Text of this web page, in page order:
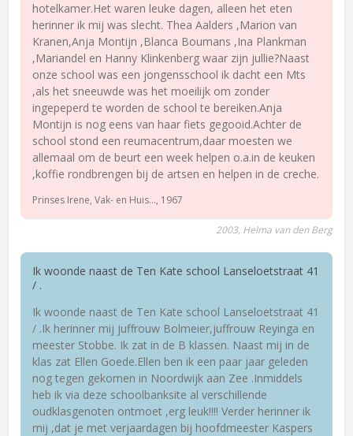
hotelkamer.Het waren leuke dagen, alleen het eten
herinner ik mij was slecht. Thea Aalders ,Marion van
Kranen,Anja Montijn ,Blanca Boumans ,Ina Plankman
,Mariandel en Hanny Klinkenberg waar zijn jullie?Naast
onze school was een jongensschool ik dacht een Mts
,als het sneeuwde was het moeilijk om zonder
ingepeperd te worden de school te bereiken.Anja
Montijn is nog eens van haar fiets gegooid.Achter de
school stond een reumacentrum,daar moesten we
allemaal om de beurt een week helpen o.a.in de keuken
,koffie rondbrengen bij de artsen en helpen in de creche.
Prinses Irene, Vak- en Huis..., 1967
2003, Helma van den Berg
Ik woonde naast de Ten Kate school Lanseloetstraat 41
/ .
Ik woonde naast de Ten Kate school Lanseloetstraat 41
/ .Ik herinner mij juffrouw Bolmeier,juffrouw Reyinga en
meester Stobbe. Ik zat in de B klassen. Naast mij in de
klas zat Ellen Goede.Ellen ben ik een paar jaar geleden
nog tegen gekomen in Noordwijk aan Zee .Inmiddels
heb ik via deze schoolbanksite al verschillende
oudklasgenoten ontmoet ,erg leuk!!!! Verder herinner ik
mij ,dat je met verjaardagen bij hoofdmeester Kaspers